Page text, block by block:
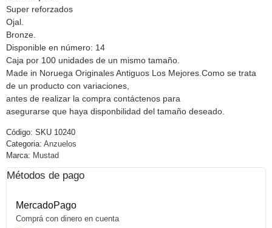
Super reforzados
Ojal.
Bronze.
Disponible en número: 14
Caja por 100 unidades de un mismo tamaño.
Made in Noruega Originales Antiguos Los Mejores.Como se trata
de un producto con variaciones,
antes de realizar la compra contáctenos para
asegurarse que haya disponbilidad del tamaño deseado.
Código: SKU 10240
Categoria: Anzuelos
Marca: Mustad
Métodos de pago
MercadoPago
Comprá con dinero en cuenta